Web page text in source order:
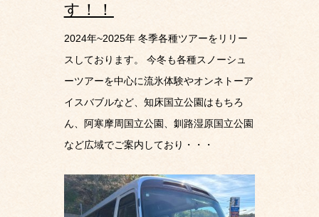
す！！
2024年~2025年 冬季各種ツアーをリリー
スしております。 今冬も各種スノーシュ
ーツアーを中心に流氷体験やオンネトーア
イスバブルなど、知床国立公園はもちろ
ん、阿寒摩周国立公園、釧路湿原国立公園
など広域でご案内しており・・・